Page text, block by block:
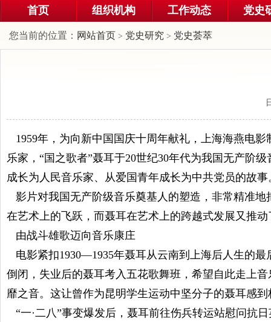
首页 组织机构 工作动态 党史
您当前的位置： 网站首页 > 党史研究 > 党史荟萃
1959年，为向新中国国庆十周年献礼，上海海燕电
乐家，“国之歌者”聂耳于20世纪30年代为我国无产阶
成长为人民音乐家、从爱国青年成长为中共党员的故事
影片对我国无产阶级音乐奠基人的塑造，非常精准
在艺术上的飞跃，而聂耳在艺术上的跨越式发展又推
由战斗雄歌迈向音乐康庄
电影紧扣1930—1935年聂耳从云南到上海后人生的
倒闭，失业后的聂耳考入五花歌舞班，希望自此走上
靡之音。这让曾作为昆明学生运动中坚分子的聂耳感
“一·二八”事变爆发后，聂耳前往伤兵转运站慰问抗